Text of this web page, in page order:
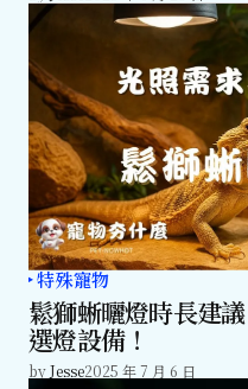
特殊寵物
鬆獅蜥曬燈時長建
選燈設備！
byJesse2025 年 7 月 6 日